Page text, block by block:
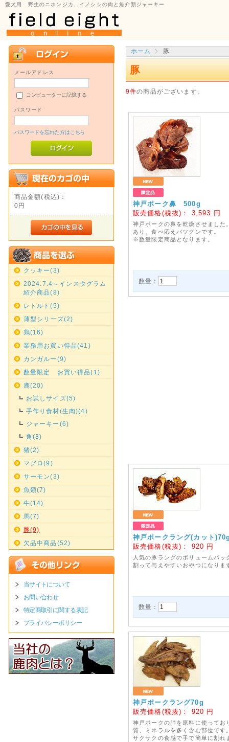
愛犬用 野生のニホンジカ、イノシシの肉と魚介類ジャーキー
メールアドレス
コンピューターに記憶する
パスワード
パスワードを忘れた方はこちら
商品金額(税込)：
0円
クッキー(3)
2024.7.4～インスタグラム
紹介商品(8)
レトルト(5)
薄型シリーズ(2)
鶏(16)
業務用お買い得品(41)
カンガルー(9)
数量限定 お買い得品(1)
鹿(20)
お試しサイズ(5)
手作り食材(生肉)(4)
ジャーキー(6)
角(3)
猪(2)
マグロ(9)
サーモン(3)
魚類(7)
牛(14)
馬(7)
豚(9)
欠品中商品(52)
当サイトについて
お問い合わせ
特定商取引に関する表記
プライバシーポリシー
ホーム 豚
豚
9件の商品がございます。
神戸ポーク鼻 500g
販売価格(税抜)： 3,593 円
神戸ポークの鼻を乾燥させまし
あり、食べ応えバツグンです。
※数量限定商品となります。
数量：
神戸ポークラング(カット
販売価格(税抜)： 920 円
人気の豚ラングのボリュームパッ
割って与えやすいおやつになりま
数量：
神戸ポークラング70g
販売価格(税抜)： 920 円
神戸ポークの肺を原料に使って
質、ミネラルを多く含む部位です
サクサクの食感で手で簡単に割れ